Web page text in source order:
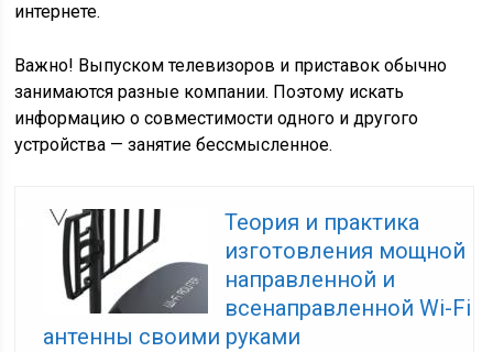
интернете.
Важно! Выпуском телевизоров и приставок обычно
занимаются разные компании. Поэтому искать
информацию о совместимости одного и другого
устройства — занятие бессмысленное.
Теория и практика
изготовления мощной
направленной и
всенаправленной Wi-Fi
антенны своими руками